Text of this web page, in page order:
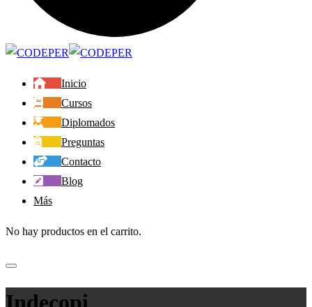
Inicio
Cursos
Diplomados
Preguntas
Contacto
Blog
Más
No hay productos en el carrito.
Indecopi